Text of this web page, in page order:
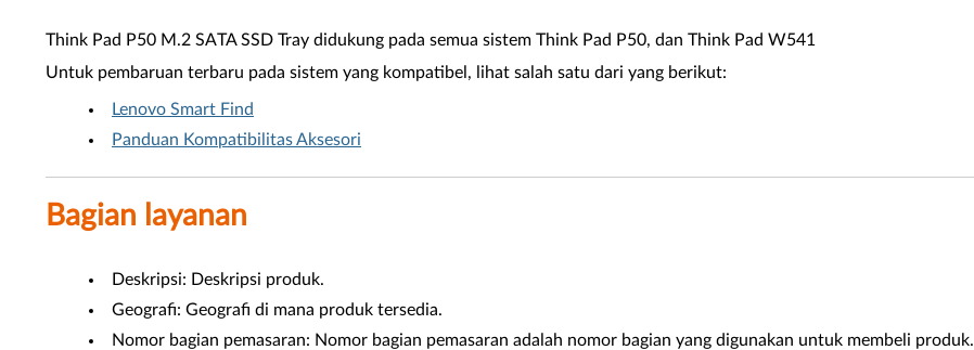
Think Pad P50 M.2 SATA SSD Tray didukung pada semua sistem Think Pad P50, dan Think Pad W541
Untuk pembaruan terbaru pada sistem yang kompatibel, lihat salah satu dari yang berikut:
Lenovo Smart Find
Panduan Kompatibilitas Aksesori
Bagian layanan
Deskripsi: Deskripsi produk.
Geografi: Geografi di mana produk tersedia.
Nomor bagian pemasaran: Nomor bagian pemasaran adalah nomor bagian yang digunakan untuk membeli produk.